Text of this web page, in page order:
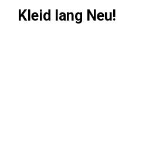
Kleid lang Neu!